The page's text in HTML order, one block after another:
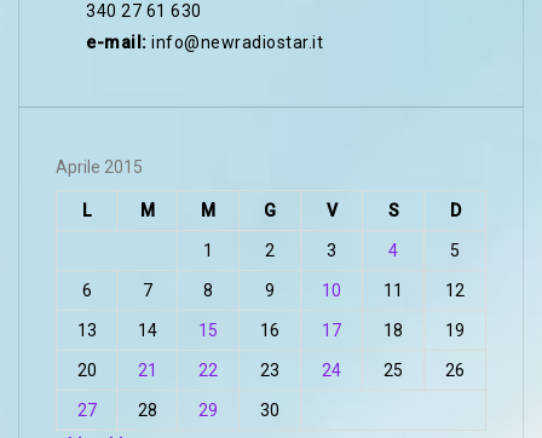
340 27 61 630
e-mail: info@newradiostar.it
Aprile 2015
L M M G V S D
1 2 3 4 5
6 7 8 9 10 11 12
13 14 15 16 17 18 19
20 21 22 23 24 25 26
27 28 29
30